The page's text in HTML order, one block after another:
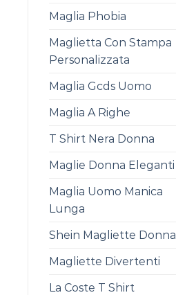
Maglia Phobia
Maglietta Con Stampa
Personalizzata
Maglia Gcds Uomo
Maglia A Righe
T Shirt Nera Donna
Maglie Donna Eleganti
Maglia Uomo Manica
Lunga
Shein Magliette Donna
Magliette Divertenti
La Coste T Shirt